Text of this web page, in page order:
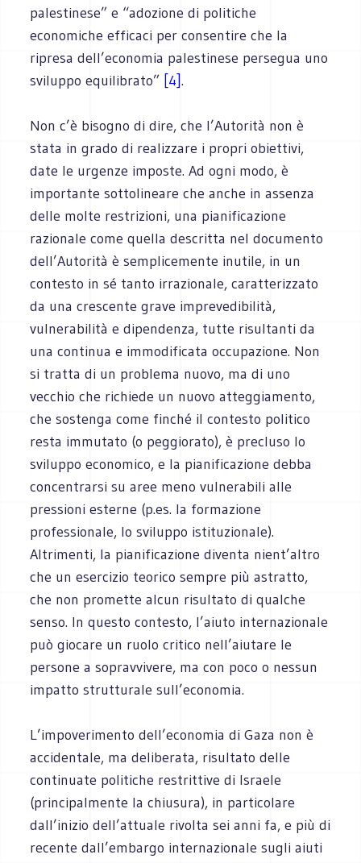
palestinese” e “adozione di politiche
economiche efficaci per consentire che la
ripresa dell’economia palestinese persegua uno
sviluppo equilibrato” [4].
Non c’è bisogno di dire, che l’Autorità non è
stata in grado di realizzare i propri obiettivi,
date le urgenze imposte. Ad ogni modo, è
importante sottolineare che anche in assenza
delle molte restrizioni, una pianificazione
razionale come quella descritta nel documento
dell’Autorità è semplicemente inutile, in un
contesto in sé tanto irrazionale, caratterizzato
da una crescente grave imprevedibilità,
vulnerabilità e dipendenza, tutte risultanti da
una continua e immodificata occupazione. Non
si tratta di un problema nuovo, ma di uno
vecchio che richiede un nuovo atteggiamento,
che sostenga come finché il contesto politico
resta immutato (o peggiorato), è precluso lo
sviluppo economico, e la pianificazione debba
concentrarsi su aree meno vulnerabili alle
pressioni esterne (p.es. la formazione
professionale, lo sviluppo istituzionale).
Altrimenti, la pianificazione diventa nient’altro
che un esercizio teorico sempre più astratto,
che non promette alcun risultato di qualche
senso. In questo contesto, l’aiuto internazionale
può giocare un ruolo critico nell’aiutare le
persone a sopravvivere, ma con poco o nessun
impatto strutturale sull’economia.
L’impoverimento dell’economia di Gaza non è
accidentale, ma deliberata, risultato delle
continuate politiche restrittive di Israele
(principalmente la chiusura), in particolare
dall’inizio dell’attuale rivolta sei anni fa, e più di
recente dall’embargo internazionale sugli aiuti